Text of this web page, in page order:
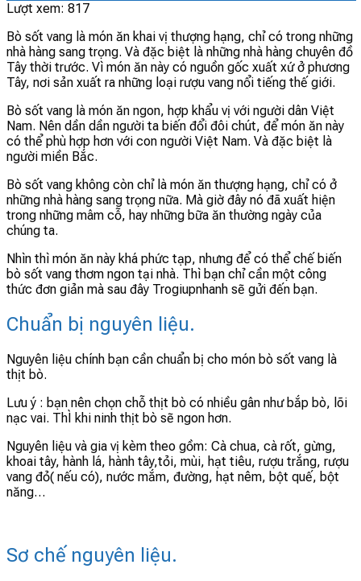
Lượt xem: 817
Bò sốt vang là món ăn khai vị thượng hạng, chỉ có trong những
nhà hàng sang trọng. Và đặc biệt là những nhà hàng chuyên đồ
Tây thời trước. Vì món ăn này có nguồn gốc xuất xứ ở phương
Tây, nơi sản xuất ra những loại rượu vang nổi tiếng thế giới.
Bò sốt vang là món ăn ngon, hợp khẩu vị với người dân Việt
Nam. Nên dần dần người ta biến đổi đôi chút, để món ăn này
có thể phù hợp hơn với con người Việt Nam. Và đặc biệt là
người miền Bắc.
Bò sốt vang không còn chỉ là món ăn thượng hạng, chỉ có ở
những nhà hàng sang trọng nữa. Mà giờ đây nó đã xuất hiện
trong những mâm cỗ, hay những bữa ăn thường ngày của
chúng ta.
Nhìn thì món ăn này khá phức tạp, nhưng để có thể chế biến
bò sốt vang thơm ngon tại nhà. Thì bạn chỉ cần một công
thức đơn giản mà sau đây Trogiupnhanh sẽ gửi đến bạn.
Chuẩn bị nguyên liệu.
Nguyên liệu chính bạn cần chuẩn bị cho món bò sốt vang là
thịt bò.
Lưu ý : bạn nên chọn chỗ thịt bò có nhiều gân như bắp bò, lõi
nạc vai. ThÌ khi ninh thịt bò sẽ ngon hơn.
Nguyên liệu và gia vị kèm theo gồm: Cà chua, cà rốt, gừng,
khoai tây, hành lá, hành tây,tỏi, mùi, hạt tiêu, rượu trắng, rượu
vang đỏ( nếu có), nước mắm, đường, hạt nêm, bột quế, bột
năng…
Sơ chế nguyên liệu.